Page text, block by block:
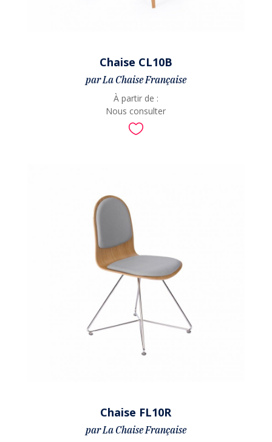
Chaise CL10B
par La Chaise Française
À partir de :
Nous consulter

Chaise FL10R
par La Chaise Française